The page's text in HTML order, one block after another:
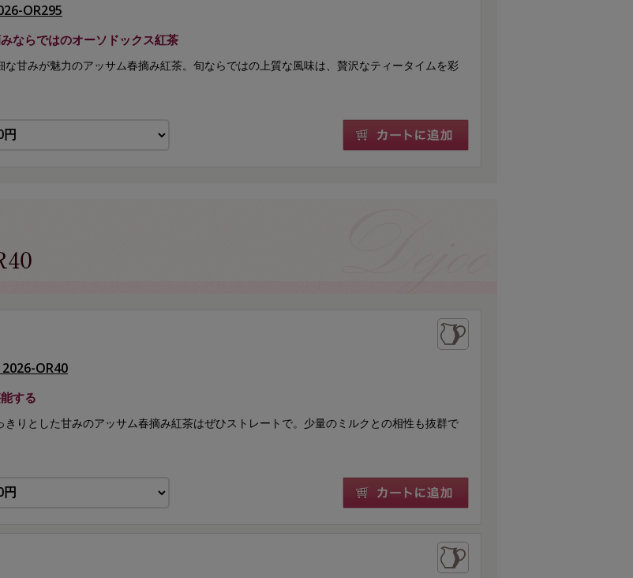
OR295
ならではのオーソドックス紅茶
な甘みが魅力のアッサム春摘み紅茶。旬ならではの上質な風味は、贅沢なティータイムを彩
OR40
する
きりとした甘みのアッサム春摘み紅茶はぜひストレートで。少量のミルクとの相性も抜群で